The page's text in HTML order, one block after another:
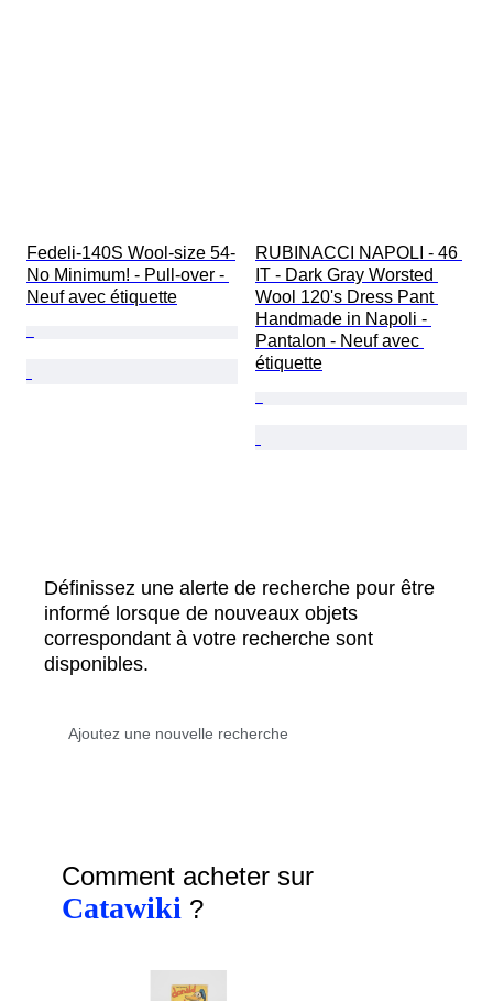
Fedeli-140S Wool-size 54-
No Minimum! - Pull-over -
Neuf avec étiquette
RUBINACCI NAPOLI - 46
IT - Dark Gray Worsted
Wool 120's Dress Pant
Handmade in Napoli -
Pantalon - Neuf avec
étiquette
Définissez une alerte de recherche pour être
informé lorsque de nouveaux objets
correspondant à votre recherche sont
disponibles.
Comment acheter sur
Catawiki ?